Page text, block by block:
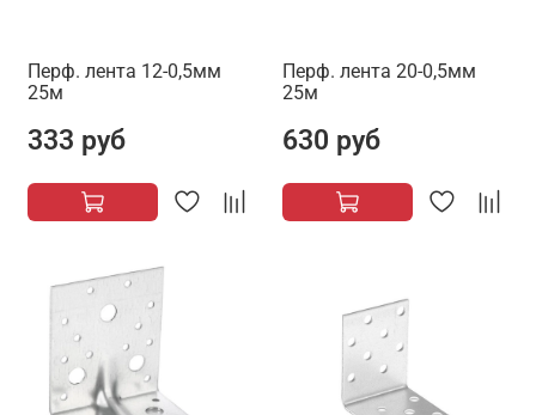
Перф. лента 12-0,5мм
25м
333 руб
Перф. лента 20-0,5мм
25м
630 руб